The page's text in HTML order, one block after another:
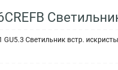
GU5.3 Светильник встр.